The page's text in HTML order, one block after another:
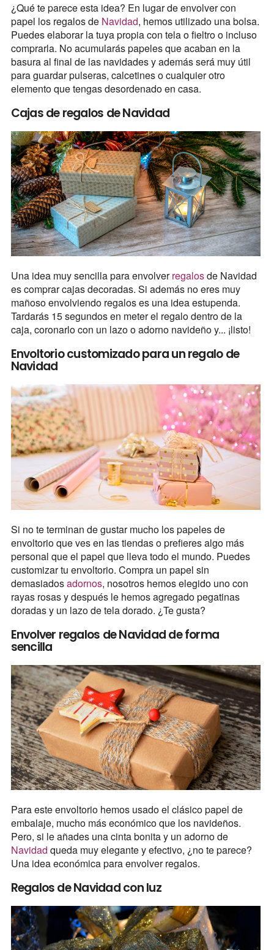
¿Qué te parece esta idea? En lugar de envolver con
papel los regalos de Navidad, hemos utilizado una bolsa.
Puedes elaborar la tuya propia con tela o fieltro o incluso
comprarla. No acumularás papeles que acaban en la
basura al final de las navidades y además será muy útil
para guardar pulseras, calcetines o cualquier otro
elemento que tengas desordenado en casa.
Cajas de regalos de Navidad
Una idea muy sencilla para envolverregalosde Navidad
es comprar cajas decoradas. Si además no eres muy
mañoso envolviendo regalos es una idea estupenda.
Tardarás 15 segundos en meter el regalo dentro de la
caja, coronarlo con un lazo o adorno navideño y... ¡listo!
Envoltorio customizado para un regalo de
Navidad
Si no te terminan de gustar mucho los papeles de
envoltorio que ves en las tiendas o prefieres algo más
personal que el papel que lleva todo el mundo. Puedes
customizar tu envoltorio. Compra un papel sin
demasiadosadornos, nosotros hemos elegido uno con
rayas rosas y después le hemos agregado pegatinas
doradas y un lazo de tela dorado. ¿Te gusta?
Envolver regalos de Navidad de forma
sencilla
Para este envoltorio hemos usado el clásico papel de
embalaje, mucho más económico que los navideños.
Pero, si le añades una cinta bonita y un adorno de
Navidad queda muy elegante y efectivo, ¿no te parece?
Una idea económica para envolver regalos.
Regalos de Navidad con luz